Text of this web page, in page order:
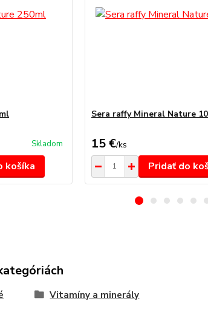
Skladom
košíka
Sera raffy Mineral Nature
15 €/ks
Pridať do
Vitamíny a minerály